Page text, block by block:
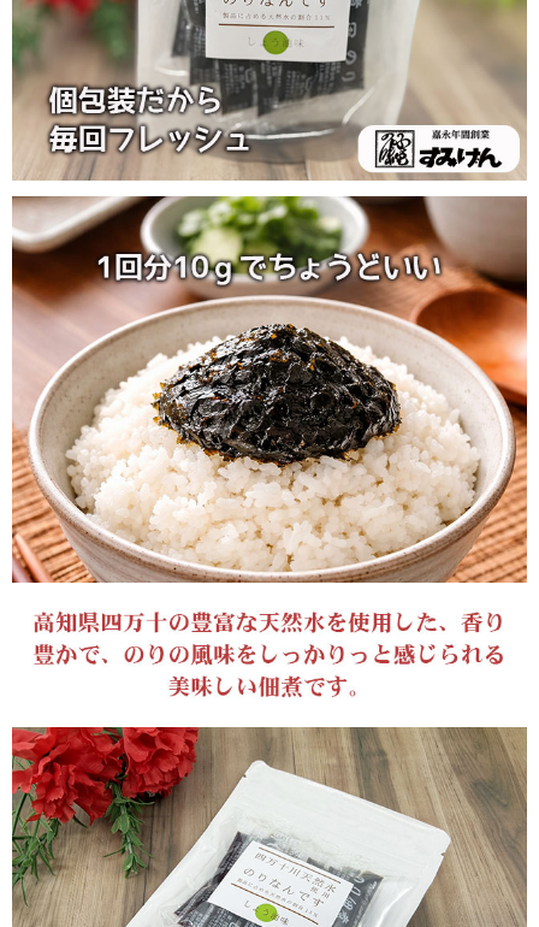
四万十川の天然水を使い、国産あまのり・ひとえぐさの風味を活かし
て仕上げた「のりなんです」。醤油やみりんをベースに、やさしくも
奥行きのある味わいに整えています。ひと口ごとに海苔の香りがふわ
っと広がり、ごはんとの相性も抜群。個包装だから、いつでも開けた
ての美味しさ。お弁当や日々の食卓に、手軽に取り入れられる一品で
す。
商品規格
商品名 のりなんです
のり（国産あまのり、国産ひとえぐ
さ）、醤油（大豆を含む、国内製造）、
水飴、砂糖、みりん、醸造酢、酵母エキ
ス、ホタテエキス、寒天、鰹節エキス
（小麦を含む）、かつお節粉
商品サイ
ズ
内容量 100ｇ（10ｇ×10）
賞味期限 パッケージ背面に記載
保存方法
直射日光を避け、常温で保存してくださ
い。
備考
＜母の日・父の日・誕生日＞などに便利な無料メッセージカードサー